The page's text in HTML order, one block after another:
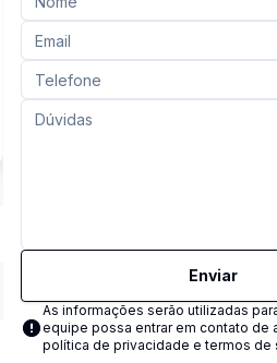
Enviar
As informações serão utilizadas
equipe possa entrar em contato de
política de privacidade e termos de